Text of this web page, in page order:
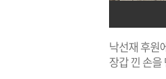
낙선재 후원
장갑 낀 손